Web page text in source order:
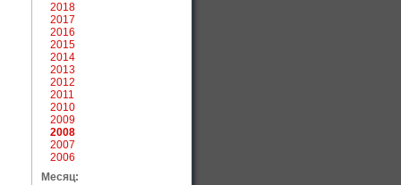
2018
2017
2016
2015
2014
2013
2012
2011
2010
2009
2008
2007
2006
Месяц: